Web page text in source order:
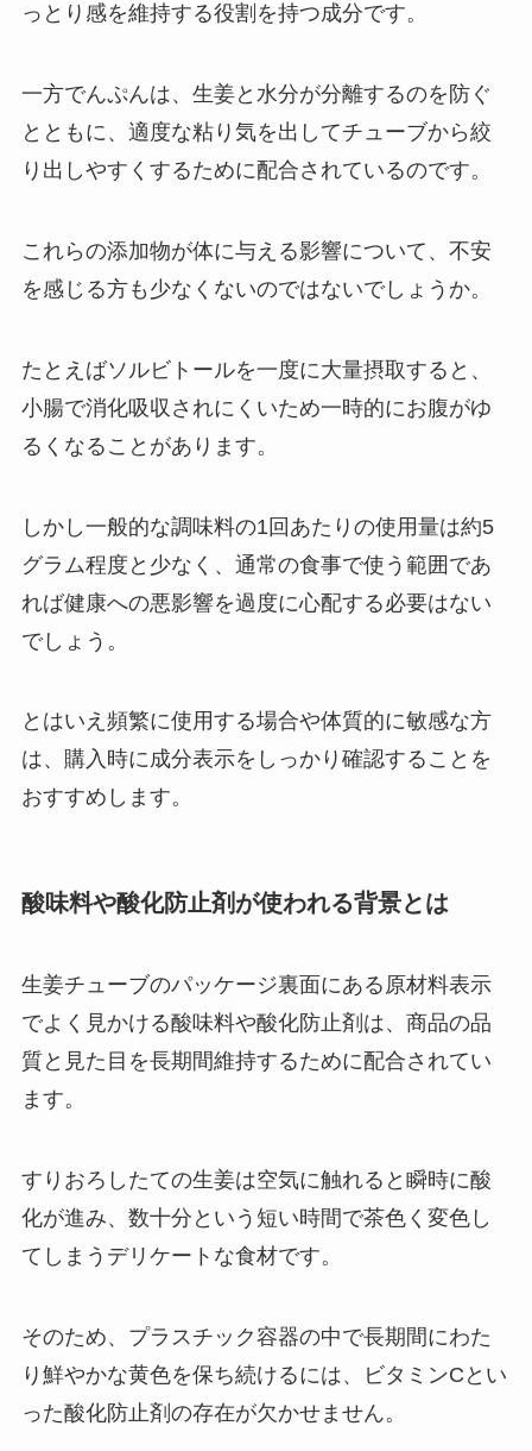
っとり感を維持する役割を持つ成分です。
一方でんぷんは、生姜と水分が分離するのを防ぐ
とともに、適度な粘り気を出してチューブから絞
り出しやすくするために配合されているのです。
これらの添加物が体に与える影響について、不安
を感じる方も少なくないのではないでしょうか。
たとえばソルビトールを一度に大量摂取すると、
小腸で消化吸収されにくいため一時的にお腹がゆ
るくなることがあります。
しかし一般的な調味料の1回あたりの使用量は約5
グラム程度と少なく、通常の食事で使う範囲であ
れば健康への悪影響を過度に心配する必要はない
でしょう。
とはいえ頻繁に使用する場合や体質的に敏感な方
は、購入時に成分表示をしっかり確認することを
おすすめします。
酸味料や酸化防止剤が使われる背景とは
生姜チューブのパッケージ裏面にある原材料表示
でよく見かける酸味料や酸化防止剤は、商品の品
質と見た目を長期間維持するために配合されてい
ます。
すりおろしたての生姜は空気に触れると瞬時に酸
化が進み、数十分という短い時間で茶色く変色し
てしまうデリケートな食材です。
そのため、プラスチック容器の中で長期間にわた
り鮮やかな黄色を保ち続けるには、ビタミンCとい
った酸化防止剤の存在が欠かせません。